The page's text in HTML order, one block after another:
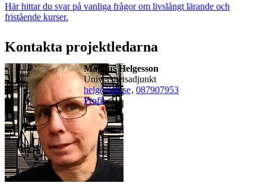
Här hittar du svar på vanliga frågor om livslångt lärande och
fristående kurser.
Kontakta projektledarna
Magnus Helgesson
universitetsadjunkt
helg@kth.se, 087907953
Profil